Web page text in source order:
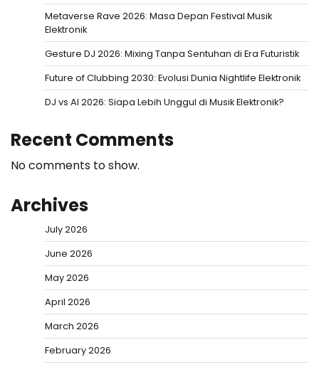
Metaverse Rave 2026: Masa Depan Festival Musik
Elektronik
Gesture DJ 2026: Mixing Tanpa Sentuhan di Era Futuristik
Future of Clubbing 2030: Evolusi Dunia Nightlife Elektronik
DJ vs AI 2026: Siapa Lebih Unggul di Musik Elektronik?
Recent Comments
No comments to show.
Archives
July 2026
June 2026
May 2026
April 2026
March 2026
February 2026